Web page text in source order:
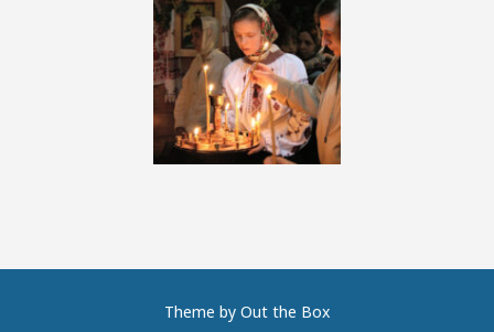
Theme by Out the Box